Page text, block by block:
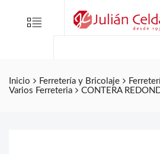
Menu
Inicio Ferretería y Bricolaje
Varios Ferreteria
CONTERA
Folletos
Contacto